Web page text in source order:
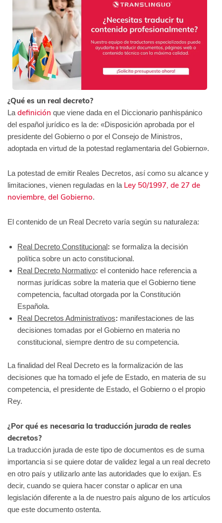
¿Qué es un real decreto?
La definición que viene dada en el Diccionario panhispánico
del español jurídico es la de: «Disposición aprobada por el
presidente del Gobierno o por el Consejo de Ministros,
adoptada en virtud de la potestad reglamentaria del Gobierno».
La potestad de emitir Reales Decretos, así como su alcance y
limitaciones, vienen reguladas en la Ley 50/1997, de 27 de
noviembre, del Gobierno.
El contenido de un Real Decreto varía según su naturaleza:
Real Decreto Constitucional: se formaliza la decisión
política sobre un acto constitucional.
Real Decreto Normativo: el contenido hace referencia a
normas jurídicas sobre la materia que el Gobierno tiene
competencia, facultad otorgada por la Constitución
Española.
Real Decretos Administrativos: manifestaciones de las
decisiones tomadas por el Gobierno en materia no
constitucional, siempre dentro de su competencia.
La finalidad del Real Decreto es la formalización de las
decisiones que ha tomado el jefe de Estado, en materia de su
competencia, el presidente de Estado, el Gobierno o el propio
Rey.
¿Por qué es necesaria la traducción jurada de reales
decretos?
La traducción jurada de este tipo de documentos es de suma
importancia si se quiere dotar de validez legal a un real decreto
en otro país y utilizarlo ante las autoridades que lo exijan. Es
decir, cuando se quiera hacer constar o aplicar en una
legislación diferente a la de nuestro país alguno de los artículos
que este documento ostenta.